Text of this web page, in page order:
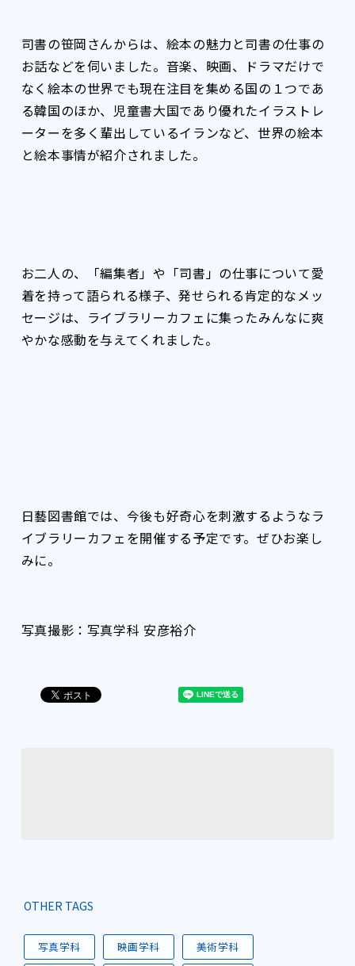
司書の笹岡さんからは、絵本の魅力と司書の仕事の
お話などを伺いました。音楽、映画、ドラマだけで
なく絵本の世界でも現在注目を集める国の１つであ
る韓国のほか、児童書大国であり優れたイラストレ
ーターを多く輩出しているイランなど、世界の絵本
と絵本事情が紹介されました。
お二人の、「編集者」や「司書」の仕事について愛
着を持って語られる様子、発せられる肯定的なメッ
セージは、ライブラリーカフェに集ったみんなに爽
やかな感動を与えてくれました。
日藝図書館では、今後も好奇心を刺激するようなラ
イブラリーカフェを開催する予定です。ぜひお楽し
みに。
写真撮影：写真学科 安彦裕介
OTHER TAGS
写真学科 映画学科
美術学科